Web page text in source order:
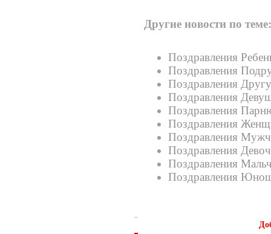
Другие новости по теме:
Поздравления
Поздравления
Поздравления
Поздравления
Поздравления
Поздравления
Поздравления
Поздравления
Поздравления
Поздравления